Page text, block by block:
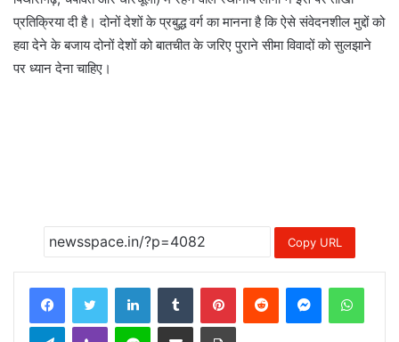
प्रतिक्रिया दी है। दोनों देशों के प्रबुद्ध वर्ग का मानना है कि ऐसे संवेदनशील मुद्दों को
हवा देने के बजाय दोनों देशों को बातचीत के जरिए पुराने सीमा विवादों को सुलझाने
पर ध्यान देना चाहिए।
Copy URL
LinkedInTumblr PinterestReddit Messenger
TelegramViber Line Share via Email Print